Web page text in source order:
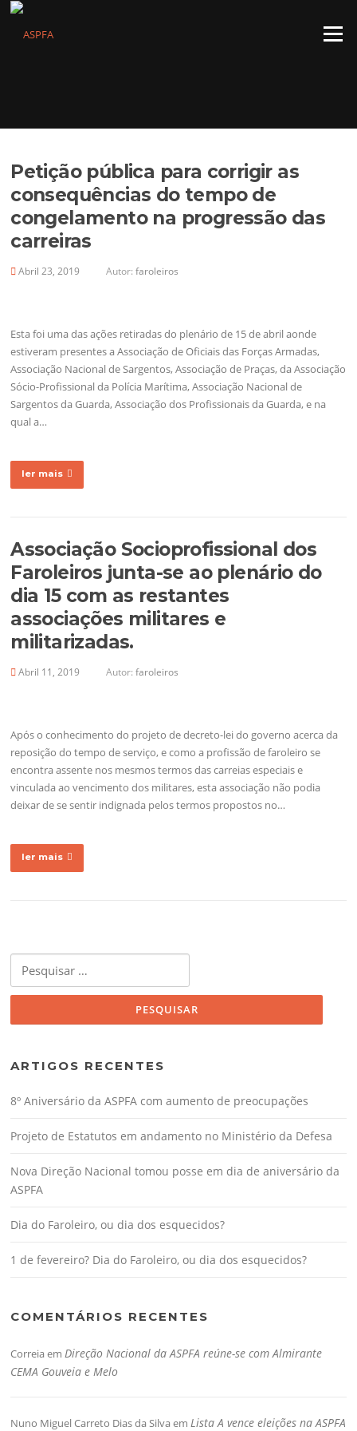
Saltar
Menu
Petição pública para corrigir as
consequências do tempo de
congelamento na progressão das
carreiras
Abril 23, 2019 Autor:faroleiros
Esta foi uma das ações retiradas do plenário de 15 de abril aonde
estiveram presentes a Associação de Oficiais das Forças Armadas,
Associação Nacional de Sargentos, Associação de Praças, da Associação
Sócio-Profissional da Polícia Marítima, Associação Nacional de
Sargentos da Guarda, Associação dos Profissionais da Guarda, e na
qual a…
ler mais
Associação Socioprofissional dos
Faroleiros junta-se ao plenário do
dia 15 com as restantes
associações militares e
militarizadas.
Abril 11, 2019 Autor:faroleiros
Após o conhecimento do projeto de decreto-lei do governo acerca da
reposição do tempo de serviço, e como a profissão de faroleiro se
encontra assente nos mesmos termos das carreias especiais e
vinculada ao vencimento dos militares, esta associação não podia
deixar de se sentir indignada pelos termos propostos no…
ler mais
por:
ARTIGOS RECENTES
8º Aniversário da ASPFA com aumento de preocupações
Projeto de Estatutos em andamento no Ministério da Defesa
Nova Direção Nacional tomou posse em dia de aniversário da
ASPFA
Dia do Faroleiro, ou dia dos esquecidos?
1 de fevereiro? Dia do Faroleiro, ou dia dos esquecidos?
COMENTÁRIOS RECENTES
Correiaem Direção Nacional da ASPFA reúne-se com Almirante
CEMA Gouveia e Melo
Nuno Miguel Carreto Dias da Silvaem Lista A vence eleições na ASPFA